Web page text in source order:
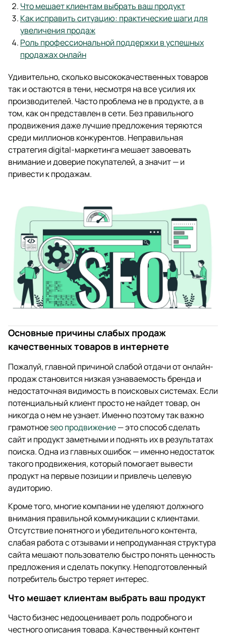
Что мешает клиентам выбрать ваш продукт
Как исправить ситуацию: практические шаги для
увеличения продаж
Роль профессиональной поддержки в успешных
продажах онлайн
Удивительно, сколько высококачественных товаров
так и остаются в тени, несмотря на все усилия их
производителей. Часто проблема не в продукте, а в
том, как он представлен в сети. Без правильного
продвижения даже лучшие предложения теряются
среди миллионов конкурентов. Неправильная
стратегия digital-маркетинга мешает завоевать
внимание и доверие покупателей, а значит — и
привести к продажам.
Основные причины слабых продаж
качественных товаров в интернете
Пожалуй, главной причиной слабой отдачи от онлайн-
продаж становится низкая узнаваемость бренда и
недостаточная видимость в поисковых системах. Если
потенциальный клиент просто не найдет товар, он
никогда о нем не узнает. Именно поэтому так важно
грамотноеseo продвижение— это способ сделать
сайт и продукт заметными и поднять их в результатах
поиска. Одна из главных ошибок — именно недостаток
такого продвижения, который помогает вывести
продукт на первые позиции и привлечь целевую
аудиторию.
Кроме того, многие компании не уделяют должного
внимания правильной коммуникации с клиентами.
Отсутствие понятного и убедительного контента,
слабая работа с отзывами и непродуманная структура
сайта мешают пользователю быстро понять ценность
предложения и сделать покупку. Неподготовленный
потребитель быстро теряет интерес.
Что мешает клиентам выбрать ваш продукт
Часто бизнес недооценивает роль подробного и
честного описания товара. Качественный контент